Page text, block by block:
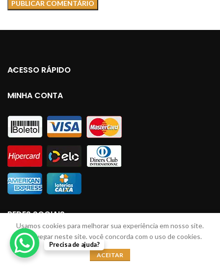
ACESSO RÁPIDO
MINHA CONTA
REDES SOCIAIS
LINHAS JM 2023 Todos direitos reservados. Desenvolvido por: Lucas Braga
Usamos cookies para melhorar sua experiência em nosso site.
Ao navegar neste site, você concorda com o uso de cookies.
ACEITAR
Precisa de ajuda?